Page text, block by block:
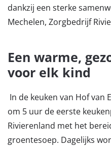
dankzij een sterke
Mechelen, Zorgbedrijf
Een warme,
voor elk kind
In de keuken van Hof van
om 5 uur de eerste
Rivierenland met het
groentesoep. Dagelijks